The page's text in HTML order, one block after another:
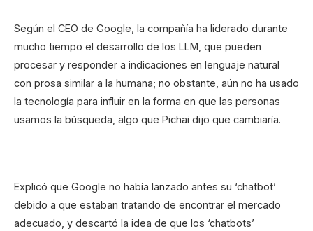
Según el CEO de Google, la compañía ha liderado durante
mucho tiempo el desarrollo de los LLM, que pueden
procesar y responder a indicaciones en lenguaje natural
con prosa similar a la humana; no obstante, aún no ha usado
la tecnología para influir en la forma en que las personas
usamos la búsqueda, algo que Pichai dijo que cambiaría.
Explicó que Google no había lanzado antes su ‘chatbot’
debido a que estaban tratando de encontrar el mercado
adecuado, y descartó la idea de que los ‘chatbots’